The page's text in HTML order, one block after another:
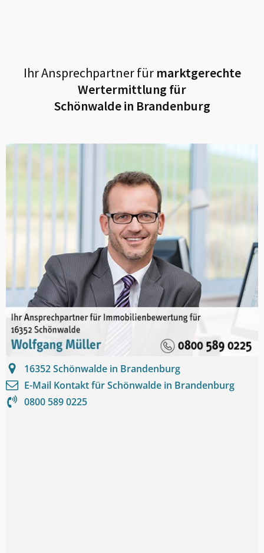
Ihr Ansprechpartner fürmarktgerechte
Wertermittlung für
Schönwalde in Brandenburg
16352Schönwalde in Brandenburg
E-Mail Kontakt fürSchönwalde in Brandenburg
0800 589 0225